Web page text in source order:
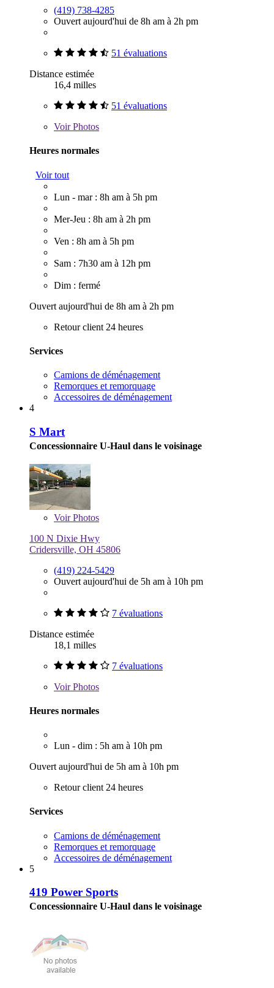
(419) 738-4285
Ouvert aujourd'hui de 8h am à 2h pm
51 évaluations
Distance estimée
16,4 milles
51 évaluations
VoirPhotos
Heures normales
Voir tout
Lun - mar : 8h am à 5h pm
Mer-Jeu : 8h am à 2h pm
Ven : 8h am à 5h pm
Sam : 7h30 am à 12h pm
Dim : fermé
Ouvert aujourd'hui de 8h am à 2h pm
Retour client 24 heures
Services
Camions de déménagement
Remorques et remorquage
Accessoires de déménagement
4
S Mart
Concessionnaire U-Haul dans le voisinage
VoirPhotos
100 N Dixie Hwy
Cridersville, OH 45806
(419) 224-5429
Ouvert aujourd'hui de 5h am à 10h pm
7 évaluations
Distance estimée
18,1 milles
7 évaluations
VoirPhotos
Heures normales
Lun - dim : 5h am à 10h pm
Ouvert aujourd'hui de 5h am à 10h pm
Retour client 24 heures
Services
Camions de déménagement
Remorques et remorquage
Accessoires de déménagement
5
419 Power Sports
Concessionnaire U-Haul dans le voisinage